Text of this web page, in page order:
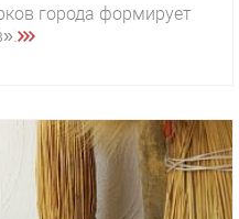
города формирует